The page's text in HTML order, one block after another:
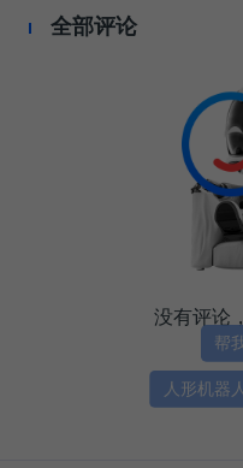
全部评论
没有评论
帮